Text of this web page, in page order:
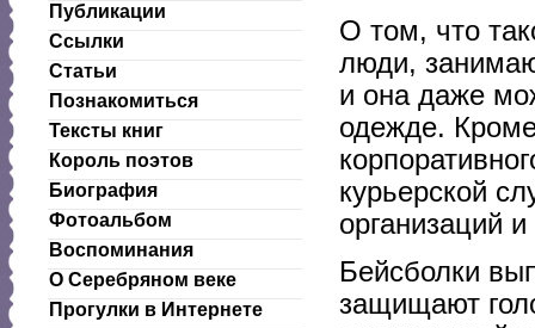
Публикации
Ссылки
Статьи
Познакомиться
Тексты книг
Король поэтов
Биография
Фотоальбом
Воспоминания
О Серебряном веке
Прогулки в Интернете
О том, что
люди,
и она даже
одежде.
курьерской
организаций
Бейсболки
защищают